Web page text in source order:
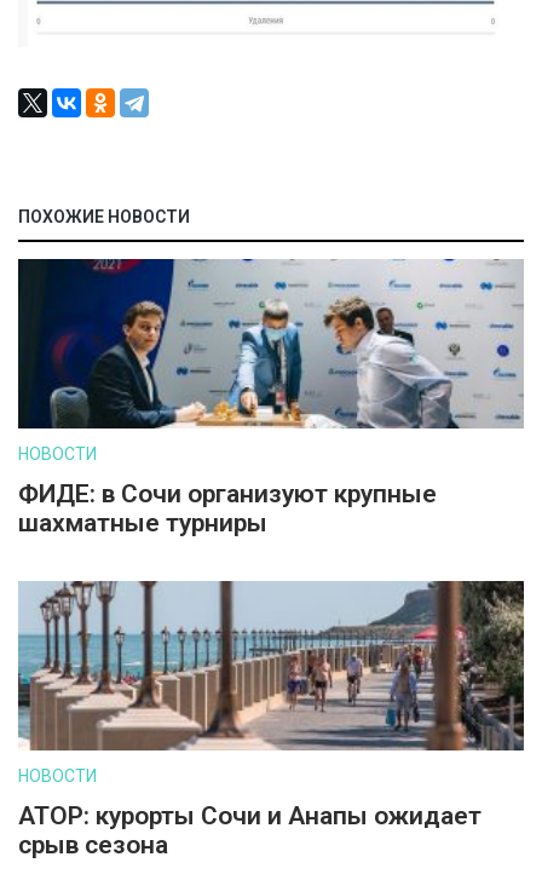
ПОХОЖИЕ НОВОСТИ
НОВОСТИ
ФИДЕ: в Сочи организуют крупные
шахматные турниры
НОВОСТИ
АТОР: курорты Сочи и Анапы ожидает
срыв сезона